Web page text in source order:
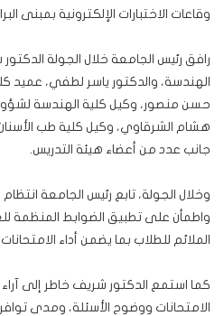
وقاعات الاختبارات الإلكترونية بمبنى
رافق رئيس الجامعة خلال الجولة
الهندسة، والدكتور ياسر لطفي، عميد
حسن منصور، وكيل كلية الهندسة لشؤون
هشام الشرقاوي، وكيل كلية طب
جانب عدد من أعضاء هيئة التدريس.
وخلال الجولة، تابع رئيس الجامعة انتظام
واطمأن على تطبيق الضوابط المنظمة
الملائم للطلاب بما يضمن أداء
كما استمع الدكتور شريف خاطر إلى
الامتحانات ووضوح الأسئلة، ومدى